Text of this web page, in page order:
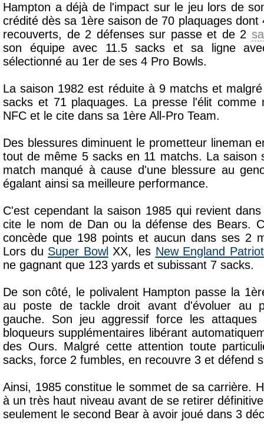
Hampton a déjà de l'impact sur le jeu lors de
crédité dès sa 1ère saison de 70 plaquages
recouverts, de 2 défenses sur passe et de 2
son équipe avec 11.5 sacks et sa ligne
sélectionné au 1er de ses 4 Pro Bowls.
La saison 1982 est réduite à 9 matchs et
sacks et 71 plaquages. La presse l'élit comme
NFC et le cite dans sa 1ère All-Pro Team.
Des blessures diminuent le prometteur lineman
tout de même 5 sacks en 11 matchs. La saison
match manqué à cause d'une blessure au
égalant ainsi sa meilleure performance.
C'est cependant la saison 1985 qui revient
cite le nom de Dan ou la défense des Bears.
concède que 198 points et aucun dans ses 2
Lors du Super Bowl XX, les New England
ne gagnant que 123 yards et subissant 7 sacks.
De son côté, le polivalent Hampton passe la
au poste de tackle droit avant d'évoluer au
gauche. Son jeu aggressif force les
bloqueurs supplémentaires libérant
des Ours. Malgré cette attention toute
sacks, force 2 fumbles, en recouvre 3 et défend
Ainsi, 1985 constitue le sommet de sa carrière.
à un très haut niveau avant de se retirer
seulement le second Bear à avoir joué dans 3